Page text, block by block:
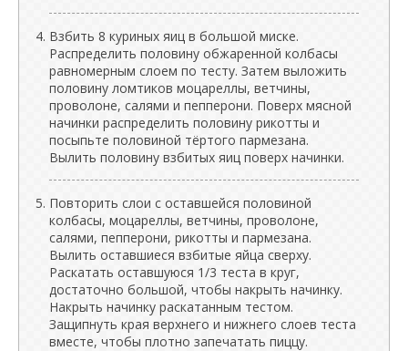
Взбить 8 куриных яиц в большой миске.
Распределить половину обжаренной колбасы
равномерным слоем по тесту. Затем выложить
половину ломтиков моцареллы, ветчины,
проволоне, салями и пепперони. Поверх мясной
начинки распределить половину рикотты и
посыпьте половиной тёртого пармезана.
Вылить половину взбитых яиц поверх начинки.
Повторить слои с оставшейся половиной
колбасы, моцареллы, ветчины, проволоне,
салями, пепперони, рикотты и пармезана.
Вылить оставшиеся взбитые яйца сверху.
Раскатать оставшуюся 1/3 теста в круг,
достаточно большой, чтобы накрыть начинку.
Накрыть начинку раскатанным тестом.
Защипнуть края верхнего и нижнего слоев теста
вместе, чтобы плотно запечатать пиццу.